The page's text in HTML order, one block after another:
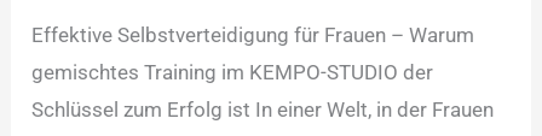
Effektive Selbstverteidigung für Frauen – Warum
gemischtes Training im KEMPO-STUDIO der
Schlüssel zum Erfolg ist In einer Welt, in der Frauen